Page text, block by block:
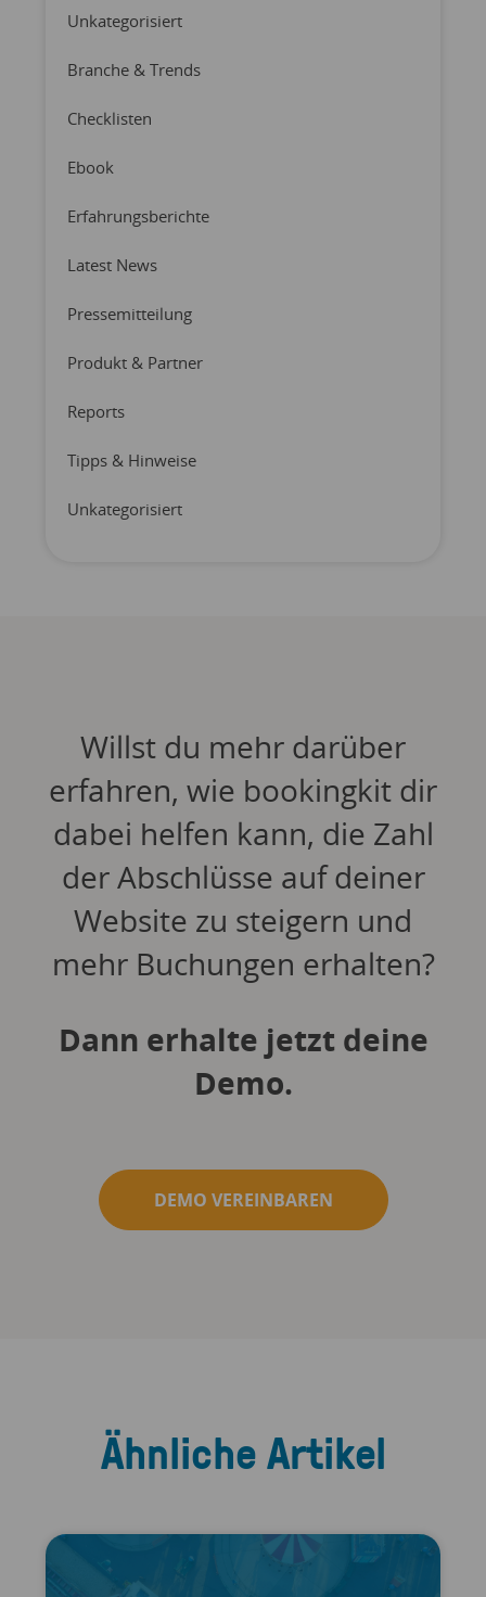
Unkategorisiert
Branche & Trends
Checklisten
Ebook
Erfahrungsberichte
Latest News
Pressemitteilung
Produkt & Partner
Reports
Tipps & Hinweise
Unkategorisiert
Willst du mehr darüber
erfahren, wie bookingkit dir
dabei helfen kann, die Zahl
der Abschlüsse auf deiner
Website zu steigern und
mehr Buchungen erhalten?
Dann erhalte jetzt deine
Demo.
DEMO VEREINBAREN
Ähnliche Artikel